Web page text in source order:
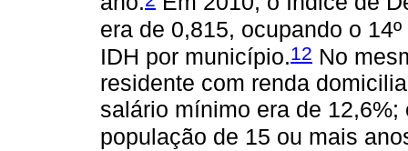
era de 0,815, ocupando o
IDH por município.12 No
residente com renda
salário mínimo era de
população de 15 ou mais